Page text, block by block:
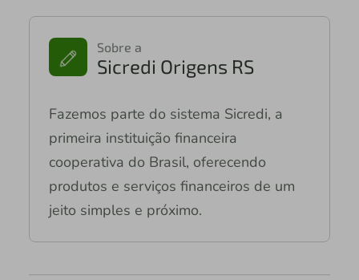
Sobre a
Sicredi Origens RS
Fazemos parte do sistema Sicredi, a
primeira instituição financeira
cooperativa do Brasil, oferecendo
produtos e serviços financeiros de um
jeito simples e próximo.